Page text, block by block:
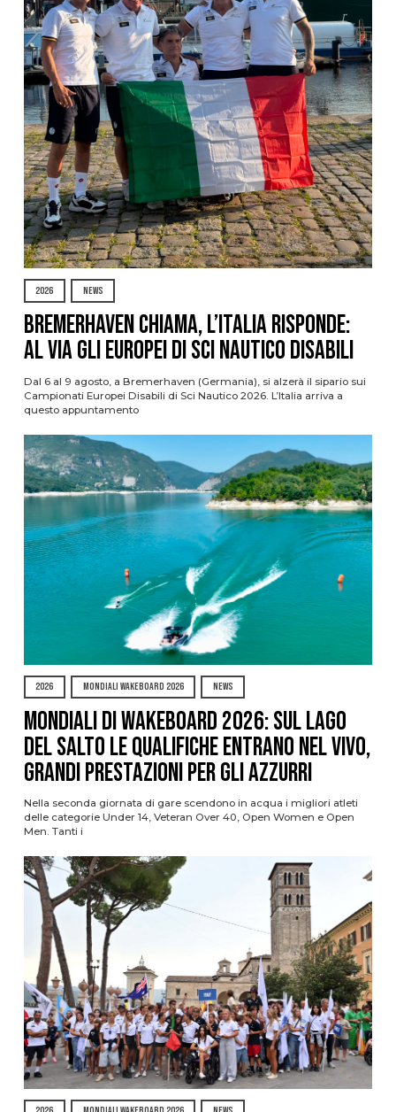
2026 NEWS
Bremerhaven chiama, l’Italia risponde:
al via gli Europei di Sci Nautico Disabili
Dal 6 al 9 agosto, a Bremerhaven (Germania), si alzerà il sipario sui
Campionati Europei Disabili di Sci Nautico 2026. L’Italia arriva a
questo appuntamento
2026 MONDIALI WAKEBOARD 2026 NEWS
Mondiali di Wakeboard 2026: sul Lago
del Salto le qualifiche entrano nel vivo,
grandi prestazioni per gli azzurri
Nella seconda giornata di gare scendono in acqua i migliori atleti
delle categorie Under 14, Veteran Over 40, Open Women e Open
Men. Tanti i